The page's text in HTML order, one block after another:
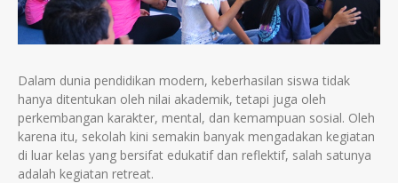
Dalam dunia pendidikan modern, keberhasilan siswa tidak
hanya ditentukan oleh nilai akademik, tetapi juga oleh
perkembangan karakter, mental, dan kemampuan sosial. Oleh
karena itu, sekolah kini semakin banyak mengadakan kegiatan
di luar kelas yang bersifat edukatif dan reflektif, salah satunya
adalah kegiatan retreat.